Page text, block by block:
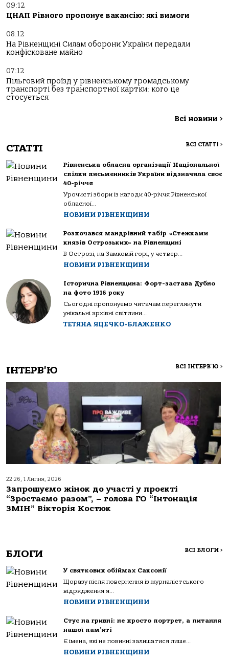
09:12
ЦНАП Рівного пропонує вакансію: які вимоги
08:12
На Рівненщині Силам оборони України передали
конфісковане майно
07:12
Пільговий проїзд у рівненському громадському
транспорті без транспортної картки: кого це
стосується
Всі новини >
СТАТТІ ВСІ СТАТТІ >
Рівненська обласна організації Національної
спілки письменників України відзначила своє
40-річчя
Урочисті збори із нагоди 40-річчя Рівненської
обласної...
НОВИНИ РІВНЕНЩИНИ
Розпочався мандрівний табір «Стежками
князів Острозьких» на Рівненщині
В Острозі, на Замковій горі, у четвер...
НОВИНИ РІВНЕНЩИНИ
Історична Рівненщина: Форт-застава Дубно
на фото 1916 року
Сьогодні пропонуємо читачам переглянути
унікальні архівні світлини...
ТЕТЯНА ЯЦЕЧКО-БЛАЖЕНКО
ІНТЕРВ'Ю ВСІ ІНТЕРВ'Ю >
22:26, 1 Липня, 2026
Запрошуємо жінок до участі у проєкті
“Зростаємо разом”, – голова ГО “Інтонація
ЗМІН” Вікторія Костюк
БЛОГИ ВСІ БЛОГИ >
У святкових обіймах Саксонії
Щоразу після повернення із журналістського
відрядження я...
НОВИНИ РІВНЕНЩИНИ
Стус на гривні: не просто портрет, а питання
нашої пам’яті
Є імена, які не повинні залишатися лише...
НОВИНИ РІВНЕНЩИНИ